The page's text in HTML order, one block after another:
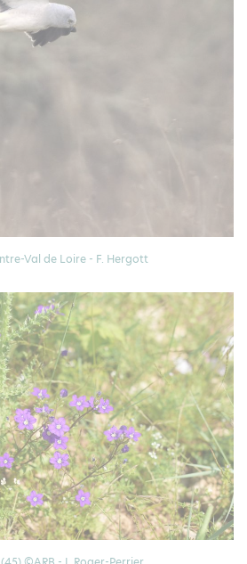
Val de Loire - F. Hergott